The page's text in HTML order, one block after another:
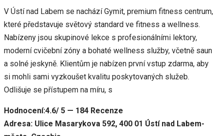
V Ústí nad Labem se nachází Gymit, premium fitness centrum,
které představuje světový standard ve fitness a wellness.
Nabízeny jsou skupinové lekce s profesionálními lektory,
moderní cvičební zóny a bohaté wellness služby, včetně saun
a solné jeskyně. Klientům je nabízen první vstup zdarma, aby
si mohli sami vyzkoušet kvalitu poskytovaných služeb.
Odlišuje se přístupem na míru, s
Hodnocení:4.6/ 5 — 184 Recenze
Adresa: Ulice Masarykova 592, 400 01 Ústí nad Labem-